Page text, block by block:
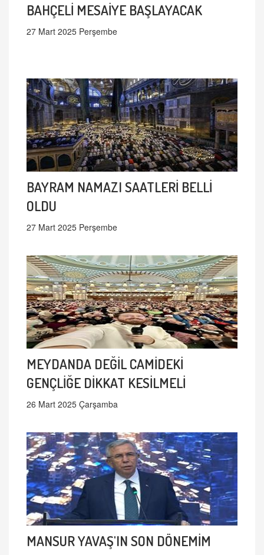
BAHÇELİ MESAİYE BAŞLAYACAK
27 Mart 2025 Perşembe
BAYRAM NAMAZI SAATLERİ BELLİ
OLDU
27 Mart 2025 Perşembe
MEYDANDA DEĞİL CAMİDEKİ
GENÇLİĞE DİKKAT KESİLMELİ
26 Mart 2025 Çarşamba
MANSUR YAVAŞ'IN SON DÖNEMİM